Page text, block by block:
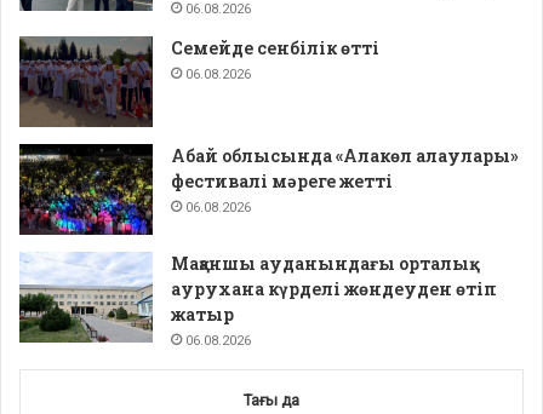
06.08.2026
Семейде сенбілік өтті
06.08.2026
Абай облысында «Алакөл алаулары»
фестивалі мәреге жетті
06.08.2026
Мақаншы ауданындағы орталық
аурухана күрделі жөндеуден өтіп
жатыр
06.08.2026
Тағы да